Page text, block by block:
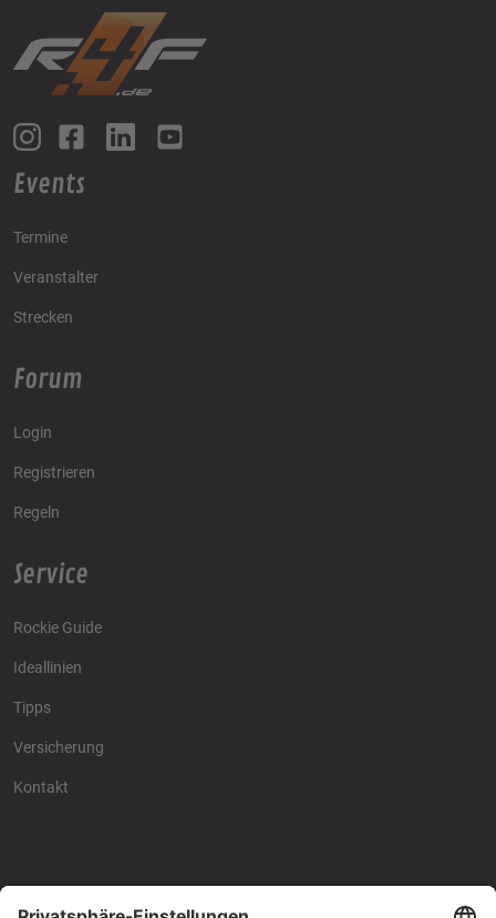
Events
Termine
Veranstalter
Strecken
Forum
Login
Registrieren
Regeln
Service
Rockie Guide
Ideallinien
Tipps
Versicherung
Kontakt